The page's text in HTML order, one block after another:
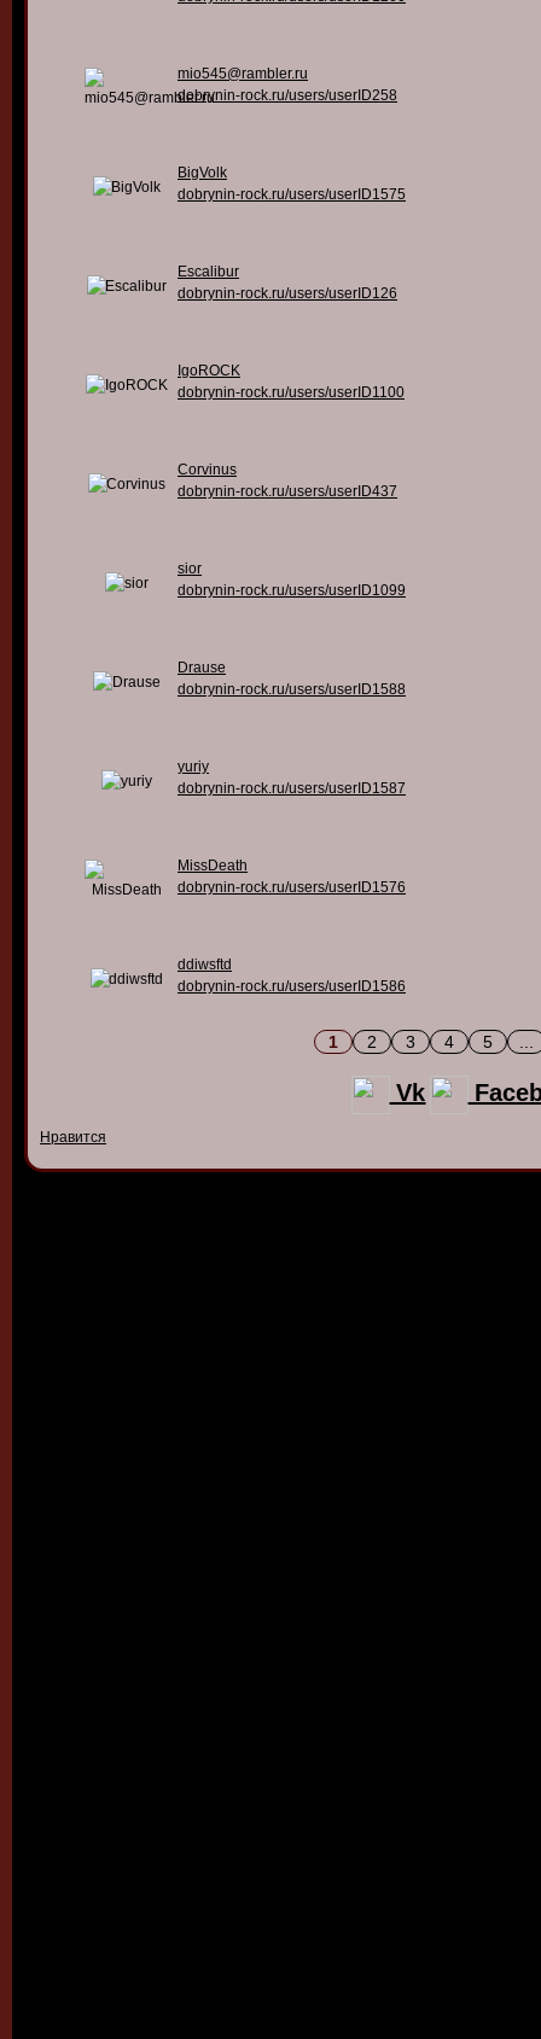
mio545@rambler.ru
dobrynin-rock.ru/users/userID258
BigVolk
dobrynin-rock.ru/users/userID1575
Escalibur
dobrynin-rock.ru/users/userID126
IgoROCK
dobrynin-rock.ru/users/userID1100
Corvinus
dobrynin-rock.ru/users/userID437
sior
dobrynin-rock.ru/users/userID1099
Drause
dobrynin-rock.ru/users/userID1588
yuriy
dobrynin-rock.ru/users/userID1587
MissDeath
dobrynin-rock.ru/users/userID1576
ddiwsftd
dobrynin-rock.ru/users/userID1586
1 2 3 4 5
Vk
Нравится